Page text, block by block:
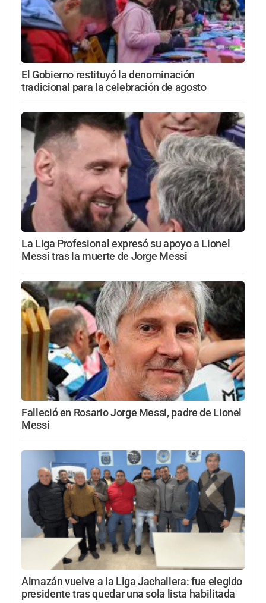
El Gobierno restituyó la denominación
tradicional para la celebración de agosto
La Liga Profesional expresó su apoyo a Lionel
Messi tras la muerte de Jorge Messi
Falleció en Rosario Jorge Messi, padre de Lionel
Messi
Almazán vuelve a la Liga Jachallera: fue elegido
presidente tras quedar una sola lista habilitada